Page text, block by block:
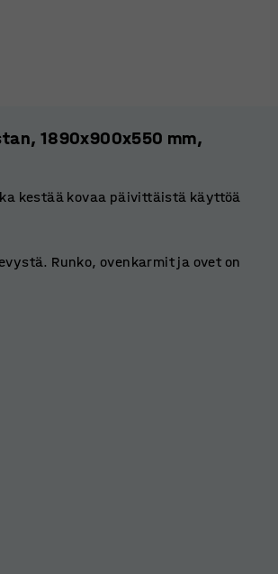
1890x900x550 mm,
kestää kovaa päivittäistä käyttöä
Runko, ovenkarmit ja ovet on
ilmankierron.
tilaan. Hyllyllä tai sen alla
tavaroille.
lukituslaitteilla. Valitse